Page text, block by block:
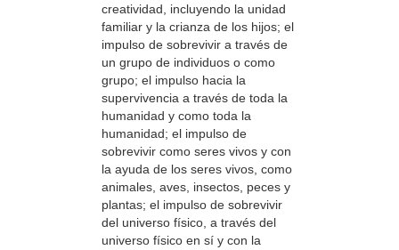
creatividad, incluyendo la unidad
familiar y la crianza de los hijos; el
impulso de sobrevivir a través de
un grupo de individuos o como
grupo; el impulso hacia la
supervivencia a través de toda la
humanidad y como toda la
humanidad; el impulso de
sobrevivir como seres vivos y con
la ayuda de los seres vivos, como
animales, aves, insectos, peces y
plantas; el impulso de sobrevivir
del universo físico, a través del
universo físico en sí y con la